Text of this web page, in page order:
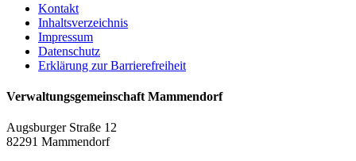
Kontakt
Inhaltsverzeichnis
Impressum
Datenschutz
Erklärung zur Barrierefreiheit
Verwaltungsgemeinschaft Mammendorf
Augsburger Straße 12
82291 Mammendorf